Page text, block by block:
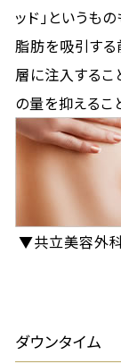
ッド」というも
脂肪を吸引す
層に注入するこ
の量を抑えるこ
▼共立美容外
ダウンタイム